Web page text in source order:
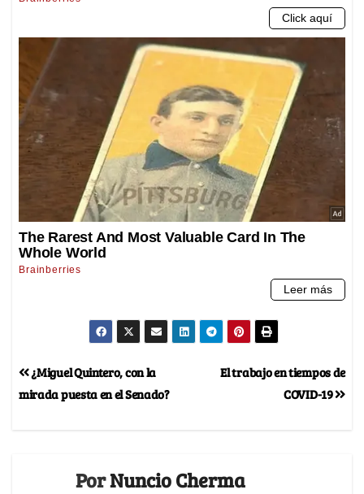
El trabajo en tiempos de
COVID-19
¿Miguel Quintero, con la
mirada puesta en el Senado?
PorNuncio Cherma